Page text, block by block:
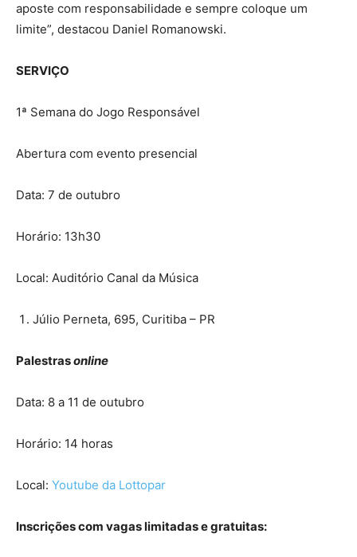
aposte com responsabilidade e sempre coloque um
limite”, destacou Daniel Romanowski.
SERVIÇO
1ª Semana do Jogo Responsável
Abertura com evento presencial
Data: 7 de outubro
Horário: 13h30
Local: Auditório Canal da Música
Júlio Perneta, 695, Curitiba – PR
Palestrasonline
Data: 8 a 11 de outubro
Horário: 14 horas
Local: Youtube da Lottopar
Inscrições com vagas limitadas e gratuitas: